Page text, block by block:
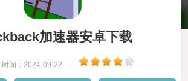
加速器安卓下载
时间：2024-09-22